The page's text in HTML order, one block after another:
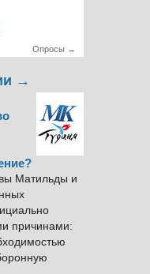
Опросы →
→
Матильды и
причинами: